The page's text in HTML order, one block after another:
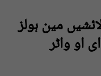
مین ہولز
او واٹر